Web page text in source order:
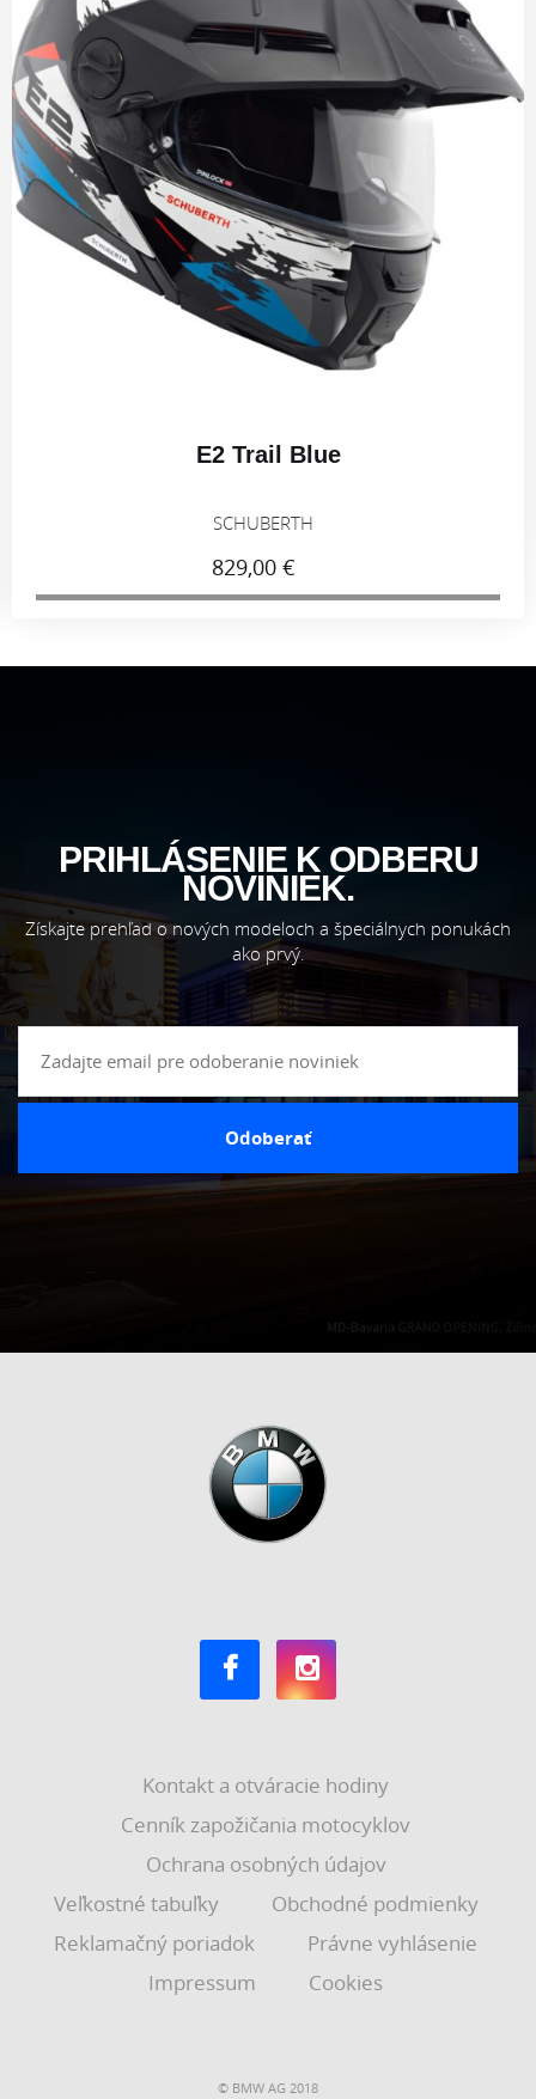
E2 Trail Blue
SCHUBERTH
829,00 €
PRIHLÁSENIE K ODBERU
NOVINIEK.
Získajte prehľad o nových modeloch a špeciálnych ponukách
ako prvý.
Odoberať
Kontakt a otváracie hodiny
Cenník zapožičania motocyklov
Ochrana osobných údajov
Veľkostné tabuľky
Obchodné podmienky
Reklamačný poriadok
Právne vyhlásenie
Impressum
Cookies
© BMW AG 2018